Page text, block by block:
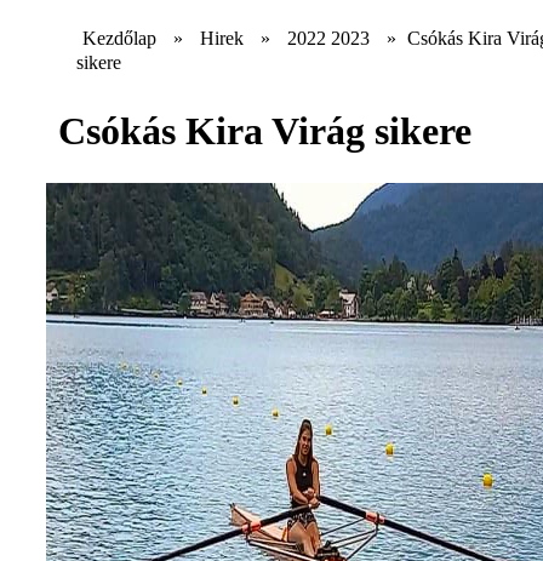
Kezdőlap » Hirek » 2022 2023 » Csókás Kira
sikere
Csókás Kira Virág sikere